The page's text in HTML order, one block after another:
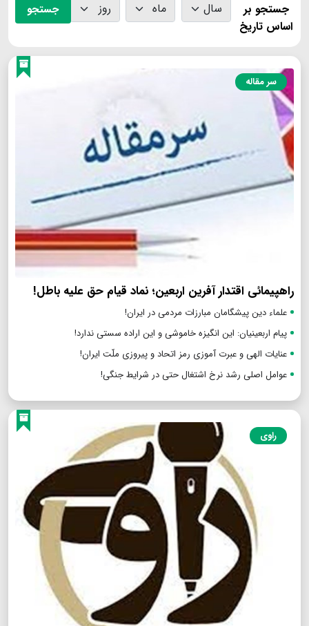
جستجو بر
اساس تاریخ
جستجو
سر مقاله
راهپیمائی اقتدار آفرین اربعین؛ نماد قیام حق علیه باطل!
علماء دین پیشگامان مبارزات مردمی در ایران!
پیام اربعینیان: این انگیزه خاموشی و این اراده سستی ندارد!
عنایات الهی و عبرت آموزی رمز اتحاد و پیروزی ملّت ایران!
عوامل اصلی رشد نرخ اشتغال حتی در شرایط جنگی!
راوی